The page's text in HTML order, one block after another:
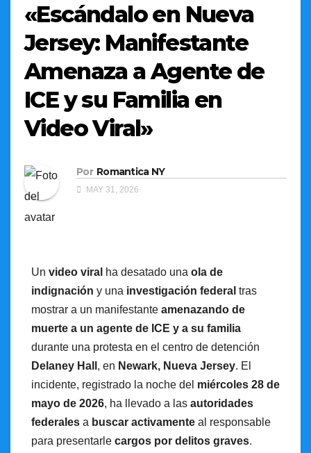
«Escándalo en Nueva
Jersey: Manifestante
Amenaza a Agente de
ICE y su Familia en
Video Viral»
Por Romantica NY
MAY 31, 2026
Un video viral ha desatado una ola de
indignación y una investigación federal tras
mostrar a un manifestante amenazando de
muerte a un agente de ICE y a su familia
durante una protesta en el centro de detención
Delaney Hall , en Newark, Nueva Jersey. El
incidente, registrado la noche del miércoles 28 de
mayo de 2026, ha llevado a las autoridades
federales a buscar activamente al responsable
para presentarle cargos por delitos graves.